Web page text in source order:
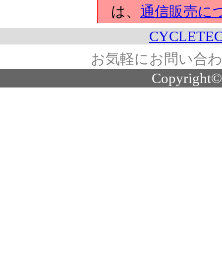
は、 通信販売に
お気軽にお問い合